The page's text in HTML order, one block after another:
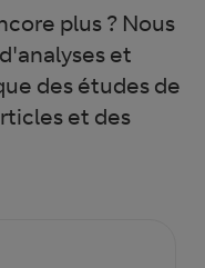
plus ? Nous
et
des études de
et des